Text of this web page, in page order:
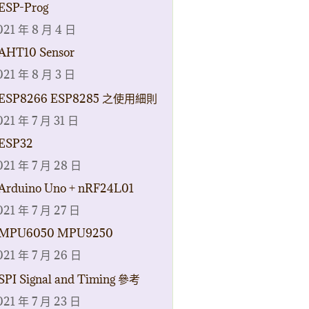
Prog
年 8 月 4 日
Sensor
年 8 月 3 日
ESP8285 之使用細則
年 7 月 31 日
年 7 月 28 日
Uno + nRF24L01
年 7 月 27 日
MPU9250
年 7 月 26 日
Signal and Timing 參考
年 7 月 23 日